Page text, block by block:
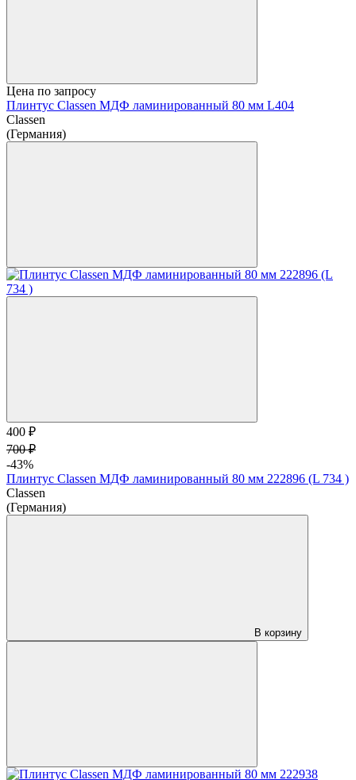
Цена по запросу
Плинтус Classen МДФ ламинированный 80 мм L404
Classen
(Германия)
400 ₽
700 ₽
-43%
Плинтус Classen МДФ ламинированный 80 мм 222896 (L 734 )
Classen
(Германия)
В корзину